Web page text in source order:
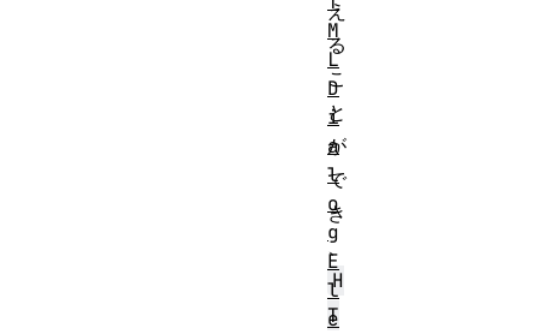
え
る
こ
と
が
で
き
、
H
T
M
L
D
i
a
l
o
g
E
l
e